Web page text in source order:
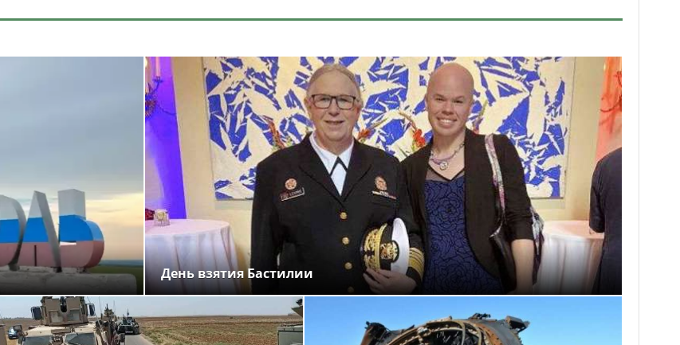
День взятия Бастилии